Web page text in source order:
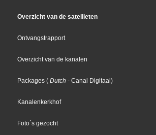
Overzicht van de satellieten
Ontvangstrapport
Overzicht van de kanalen
Packages ( Dutch - Canal Digitaal)
Kanalenkerkhof
Foto´s gezocht